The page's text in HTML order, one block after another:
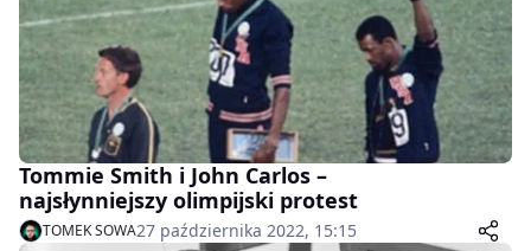
Tommie Smith i John Carlos –
najsłynniejszy olimpijski protest
TOMEK SOWA27 października 2022, 15:15